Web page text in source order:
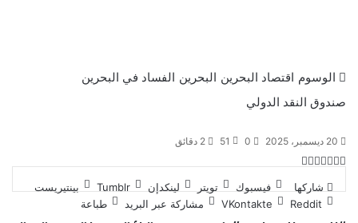
الوسوم اقتصاد البحرين البحرين الفساد في البحرين
صندوق النقد الدولي
20 ديسمبر، 2025 0
51
ف
س
ت
و
ي
ل
ن
T
u
ب
ن
R
e
و
ت
شاركها فيسبوك تويتر لينكدإن
بينتيريست
مشاركة عبر البريد طباعة